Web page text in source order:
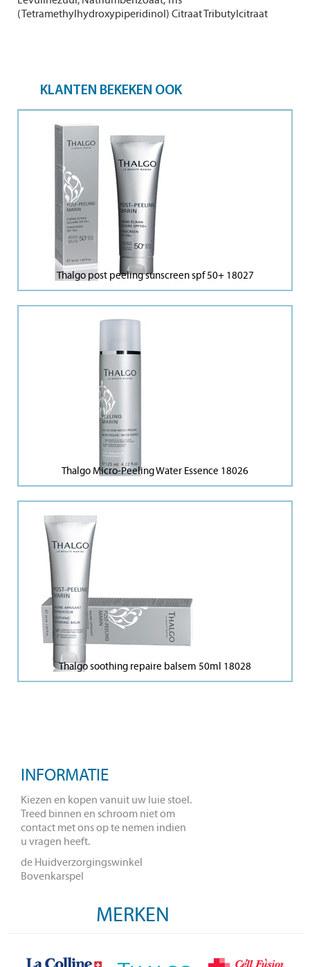
(Tetramethylhydroxypiperidinol) Citraat Tributylcitraat
KLANTEN BEKEKEN OOK
Thalgo post peeling sunscreen spf 50+ 18027
Thalgo Micro-Peeling Water Essence 18026
Thalgo soothing repaire balsem 50ml 18028
INFORMATIE
Kiezen en kopen vanuit uw luie stoel.
Treed binnen en schroom niet om
contact met ons op te nemen indien
u vragen heeft.
de Huidverzorgingswinkel
Bovenkarspel
MERKEN